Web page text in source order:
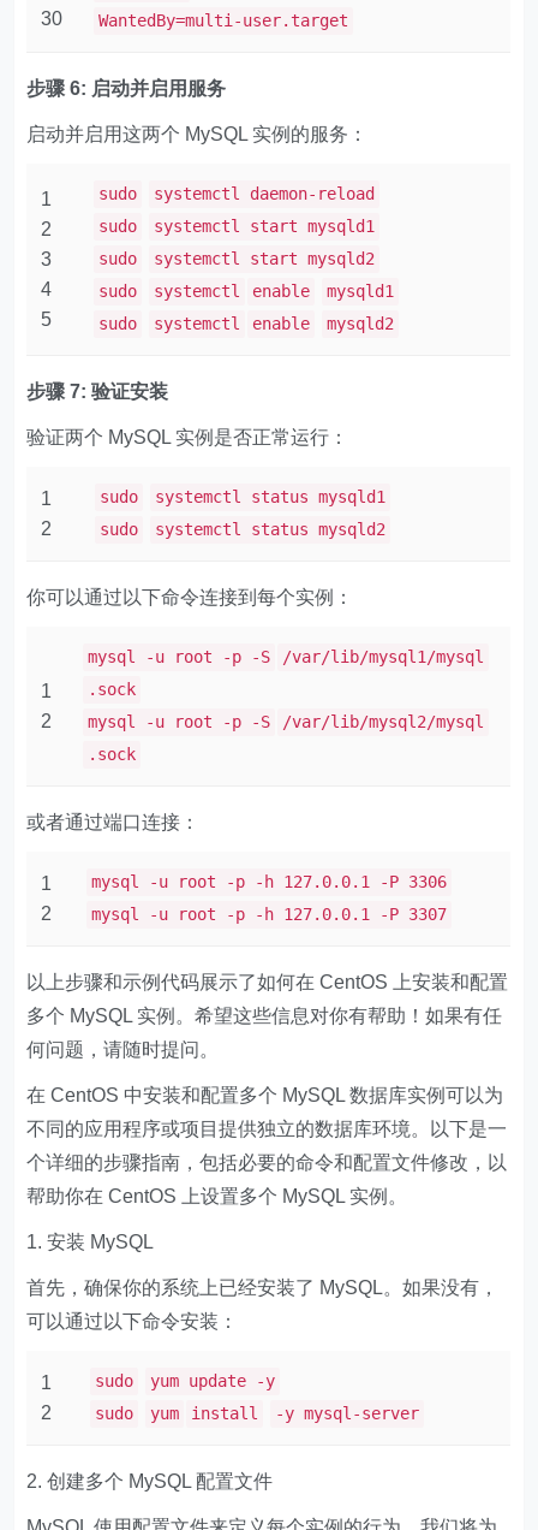
30
WantedBy=multi-user.target
步骤 6: 启动并启用服务
启动并启用这两个 MySQL 实例的服务：
1
2
3
4
5
sudo
systemctl daemon-reload
sudo
systemctl start mysqld1
sudo
systemctl start mysqld2
sudo
systemctl enable
mysqld1
sudo
systemctl enable mysqld2
步骤 7: 验证安装
验证两个 MySQL 实例是否正常运行：
1
2
sudo
systemctl status mysqld1
sudo
systemctl status mysqld2
你可以通过以下命令连接到每个实例：
1
2
mysql -u root -p -S
/var/lib/mysql1/mysql
.sock
mysql -u root -p -S
/var/lib/mysql2/mysql
.sock
或者通过端口连接：
1
2
mysql -u root -p -h 127.0.0.1 -P 3306
mysql -u root -p -h 127.0.0.1 -P 3307
以上步骤和示例代码展示了如何在 CentOS 上安装和配置
多个 MySQL 实例。希望这些信息对你有帮助！如果有任
何问题，请随时提问。
在 CentOS 中安装和配置多个 MySQL 数据库实例可以为
不同的应用程序或项目提供独立的数据库环境。以下是一
个详细的步骤指南，包括必要的命令和配置文件修改，以
帮助你在 CentOS 上设置多个 MySQL 实例。
1. 安装 MySQL
首先，确保你的系统上已经安装了 MySQL。如果没有，
可以通过以下命令安装：
1
2
sudo
yum update -y
sudo
yum install -y mysql-server
2. 创建多个 MySQL 配置文件